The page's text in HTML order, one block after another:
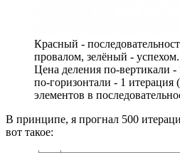
Красный -
провалом, зелёный - успехом.
Цена деления по-вертикали -
по-горизонтали - 1 итерация
элементов в
В принципе, я прогнал 500
вот такое: